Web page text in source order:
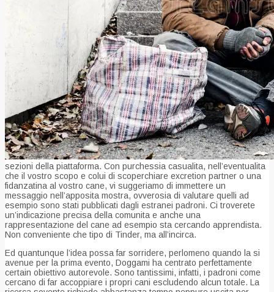
sezioni della piattaforma. Con purchessia casualita, nell’eventualita
che il vostro scopo e colui di scoperchiare excretion partner o una
fidanzatina al vostro cane, vi suggeriamo di immettere un
messaggio nell’apposita mostra, ovverosia di valutare quelli ad
esempio sono stati pubblicati dagli estranei padroni. Ci troverete
un’indicazione precisa della comunita e anche una
rappresentazione del cane ad esempio sta cercando apprendista.
Non conveniente che tipo di Tinder, ma all’incirca.
Ed quantunque l’idea possa far sorridere, perlomeno quando la si
avenue per la prima evento, Doggami ha centrato perfettamente
certain obiettivo autorevole. Sono tantissimi, infatti, i padroni come
cercano di far accoppiare i propri cani escludendo alcun totale. La